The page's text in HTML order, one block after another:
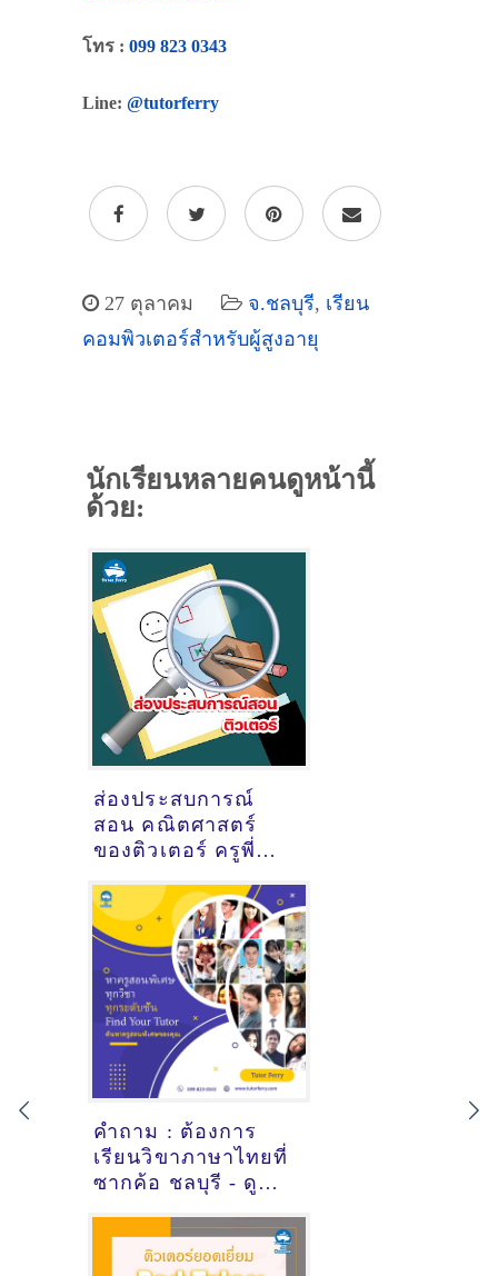
โทร : 099 823 0343
Line: @tutorferry
27 ตุลาคม จ.ชลบุรี, เรียน
คอมพิวเตอร์สำหรับผู้สูงอายุ
นักเรียนหลายคนดูหน้านี้
ด้วย:
ส่องประสบการณ์
สอน คณิตศาสตร์
ของติวเตอร์ ครูพี่
แย้ม @ อ่างศิลา
ชลบุรี
คำถาม : ต้องการ
เรียนวิขาภาษาไทยที่
ซากค้อ ชลบุรี - ดูคำ
ที่นี่